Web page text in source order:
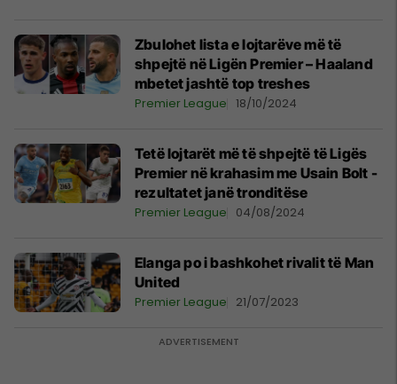
Zbulohet lista e lojtarëve më të
shpejtë në Ligën Premier – Haaland
mbetet jashtë top treshes
Premier League 18/10/2024
Tetë lojtarët më të shpejtë të Ligës
Premier në krahasim me Usain Bolt -
rezultatet janë tronditëse
Premier League 04/08/2024
Elanga po i bashkohet rivalit të Man
United
Premier League 21/07/2023